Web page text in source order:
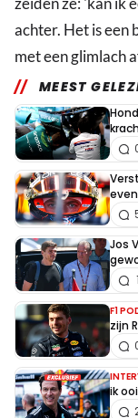
achter. Het is een
met een glimlach
MEEST
Jos
1
F1
zijn
ik